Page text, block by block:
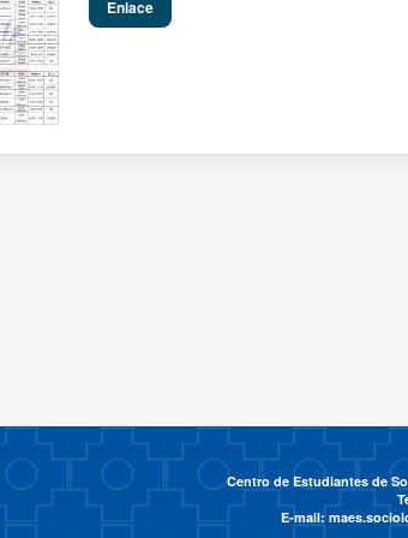
Enlace
Centro de Estudiantes de
E-mail: